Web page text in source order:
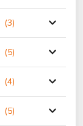
(3)
(5)
(4)
(5)